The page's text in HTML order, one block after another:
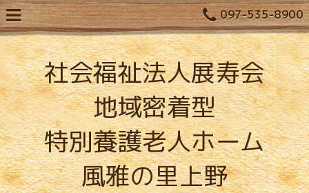
097-535-8900
社会福祉法人展寿会
地域密着型
特別養護老人ホーム
風雅の里上野